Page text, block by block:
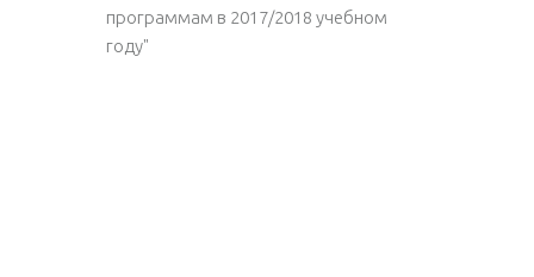
программам в 2017/2018 учебном
году"